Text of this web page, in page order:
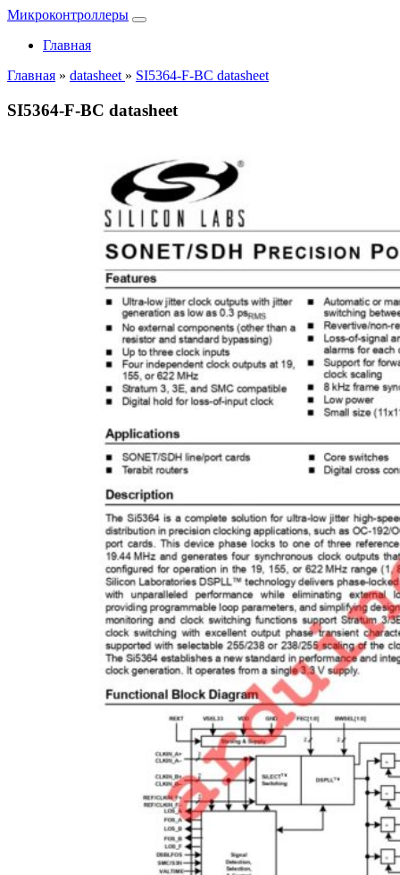
Микроконтроллеры
Главная
Главная » datasheet » SI5364-F-BC datasheet
SI5364-F-BC datasheet